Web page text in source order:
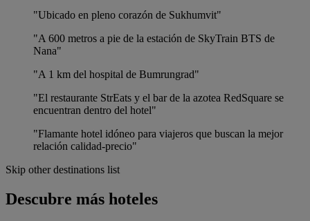
"Ubicado en pleno corazón de Sukhumvit"
"A 600 metros a pie de la estación de SkyTrain BTS de
Nana"
"A 1 km del hospital de Bumrungrad"
"El restaurante StrEats y el bar de la azotea RedSquare se
encuentran dentro del hotel"
"Flamante hotel idóneo para viajeros que buscan la mejor
relación calidad-precio"
Skip other destinations list
Descubre más hoteles